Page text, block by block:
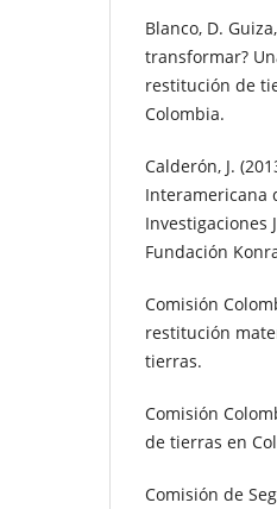
Blanco, D.
transformar?
restitución de
Colombia.
Calderón, J.
Interamericana
Investigaciones
Fundación
Comisión
restitución
tierras.
Comisión
de tierras en
Comisión de